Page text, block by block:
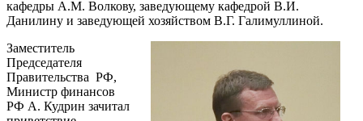
кафедры А.М. Волкову, заведующему кафедрой В.И.
Данилину и заведующей хозяйством В.Г. Галимуллиной.
Заместитель
Председателя
Правительства РФ,
Министр финансов
РФ А. Кудрин зачитал